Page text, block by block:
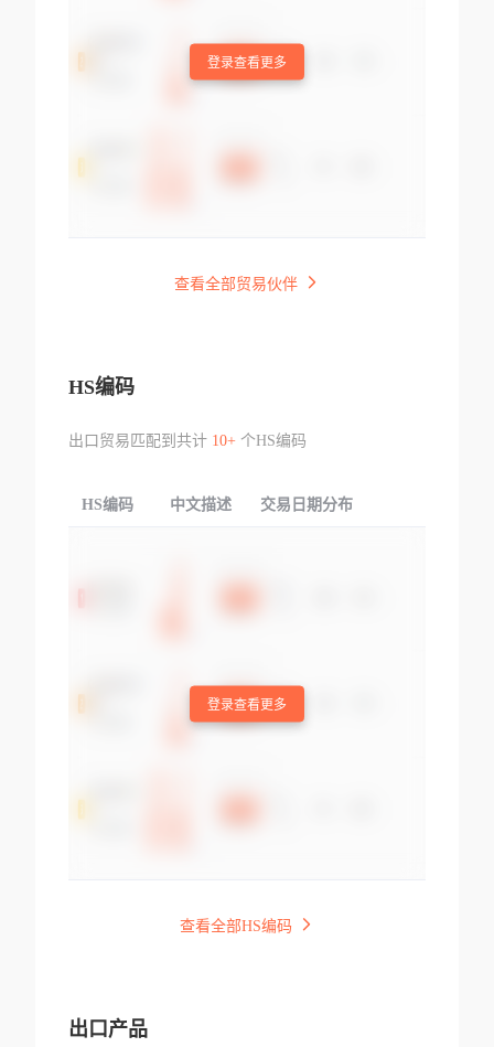
登录查看更多
查看全部贸易伙伴
HS编码
出口贸易匹配到共计 10+个HS编码
HS编码 中文描述 交易日期分布
登录查看更多
查看全部HS编码
出口产品